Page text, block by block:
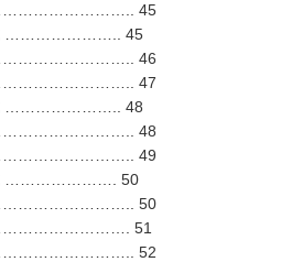
45
式 ………………….. 45
46
47
式 ………………….. 48
48
49
式 …………………. 50
50
51
52